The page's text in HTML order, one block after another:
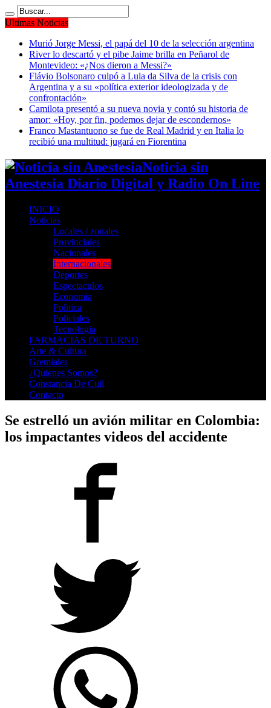
Ultimas Noticias
Murió Jorge Messi, el papá del 10 de la selección argentina
River lo descartó y el pibe Jaime brilla en Peñarol de
Montevideo: «¿Nos dieron a Messi?»
Flávio Bolsonaro culpó a Lula da Silva de la crisis con
Argentina y a su «política exterior ideologizada y de
confrontación»
Camilota presentó a su nueva novia y contó su historia de
amor: «Hoy, por fin, podemos dejar de escondernos»
Franco Mastantuono se fue de Real Madrid y en Italia lo
recibió una multitud: jugará en Fiorentina
Noticia sin
Anestesia Diario Digital y Radio On Line
INICIO
Noticias
Locales / zonales
Provinciales
Nacionales
Internacionales
Deportes
Espectaculos
Economia
Politica
Policiales
Tecnologia
FARMACIAS DE TURNO
Arte & Cultura
Gremiales
¿Quienes Somos?
Constancia De Cuil
Contacto
Se estrelló un avión militar en Colombia:
los impactantes videos del accidente